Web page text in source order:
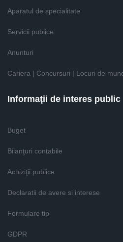
Aparatul de specialitate
Servicii publice
Anunturi
Cariera | Concursuri | Locuri de
Informaţii de interes public
Buget
Bilanţuri contabile
Achiziţii publice
Declaratii de avere si interese
Formulare tip
GDPR